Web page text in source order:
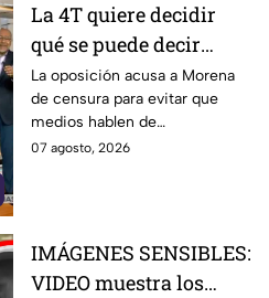
La 4T quiere decidir
qué se puede decir
sobre sus vínculos con
el narco
La oposición acusa a Morena
de censura para evitar que
medios hablen de
señalamientos de narcopolítica
07 agosto, 2026
IMÁGENES SENSIBLES:
VIDEO muestra los